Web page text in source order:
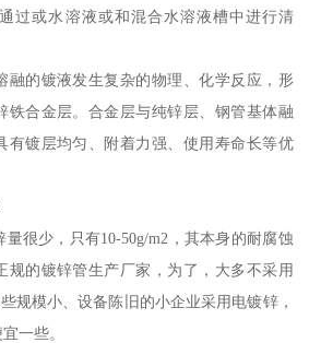
过或水溶液或和混合水溶液槽中进行清
融的镀液发生复杂的物理、化学反应，形
铁合金层。合金层与纯锌层、钢管基体融
有镀层均匀、附着力强、使用寿命长等优
很少，只有10-50g/m2，其本身的耐腐蚀
规的镀锌管生产厂家，为了，大多不采用
规模小、设备陈旧的小企业采用电镀锌，
一些。